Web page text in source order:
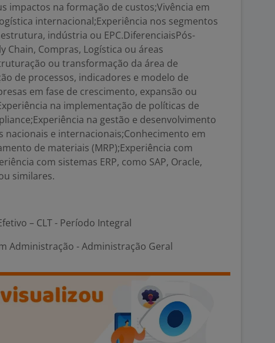
impactos na formação de custos;Vivência em
internacional;Experiência nos segmentos
indústria ou EPC.DiferenciaisPós-
Chain, Compras, Logística ou áreas
ou transformação da área de
de processos, indicadores e modelo de
em fase de crescimento, expansão ou
na implementação de políticas de
na gestão e desenvolvimento
nacionais e internacionais;Conhecimento em
de materiais (MRP);Experiência com
com sistemas ERP, como SAP, Oracle,
similares.
– CLT - Período Integral
Administração - Administração Geral